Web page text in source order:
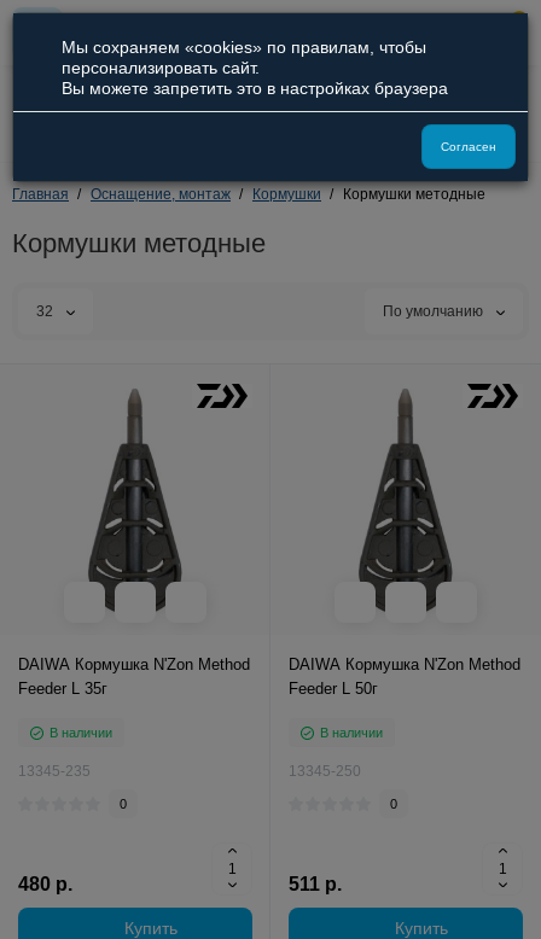
8 (800) 551-09-94
8 (929) 836-66-51
Главная Оснащение, монтаж Кормушки Кормушки методные
Кормушки методные
32 По умолчанию
DAIWA Кормушка N'Zon Method
Feeder L 35г
В наличии
13345-235
0
480 р.
Купить
DAIWA Кормушка N'Zon Method
Feeder L 50г
В наличии
13345-250
0
511 р.
Купить
Мы сохраняем «cookies» по правилам, чтобы
персонализировать сайт.
Вы можете запретить это в настройках браузера
Согласен